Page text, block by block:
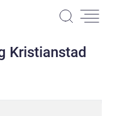
Kristianstad